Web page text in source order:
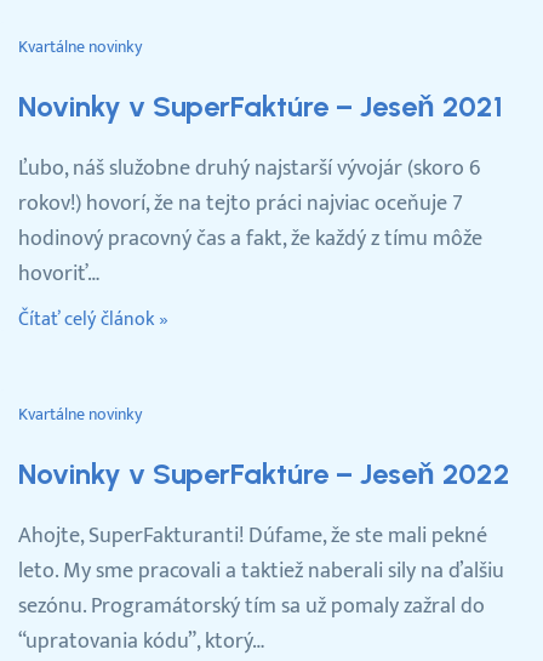
Kvartálne novinky
Novinky v SuperFaktúre – Jeseň 2021
Ľubo, náš služobne druhý najstarší vývojár (skoro 6
rokov!) hovorí, že na tejto práci najviac oceňuje 7
hodinový pracovný čas a fakt, že každý z tímu môže
hovoriť…
Čítať celý článok »
Kvartálne novinky
Novinky v SuperFaktúre – Jeseň 2022
Ahojte, SuperFakturanti! Dúfame, že ste mali pekné
leto. My sme pracovali a taktiež naberali sily na ďalšiu
sezónu. Programátorský tím sa už pomaly zažral do
“upratovania kódu”, ktorý…